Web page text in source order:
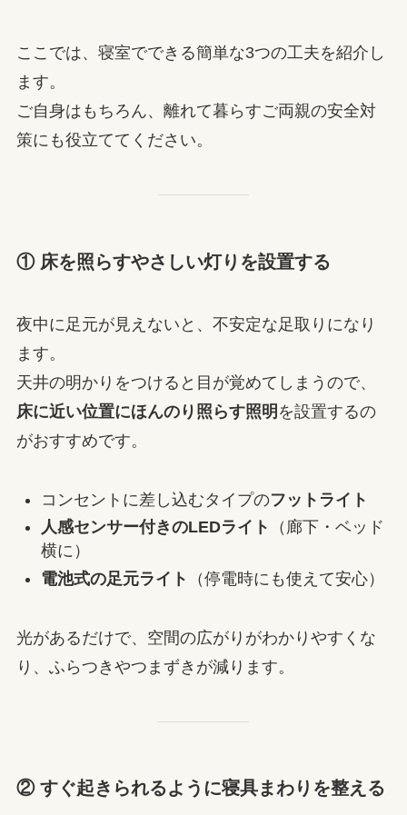
ここでは、寝室でできる簡単な3つの工夫を紹介し
ます。
ご自身はもちろん、離れて暮らすご両親の安全対
策にも役立ててください。
① 床を照らすやさしい灯りを設置する
夜中に足元が見えないと、不安定な足取りになり
ます。
天井の明かりをつけると目が覚めてしまうので、
床に近い位置にほんのり照らす照明 を設置するの
がおすすめです。
コンセントに差し込むタイプのフットライト
人感センサー付きのLEDライト
（廊下・ベッド
横に）
電池式の足元ライト
（停電時にも使えて安心）
光があるだけで、空間の広がりがわかりやすくな
り、ふらつきやつまずきが減ります。
② すぐ起きられるように寝具まわりを整える